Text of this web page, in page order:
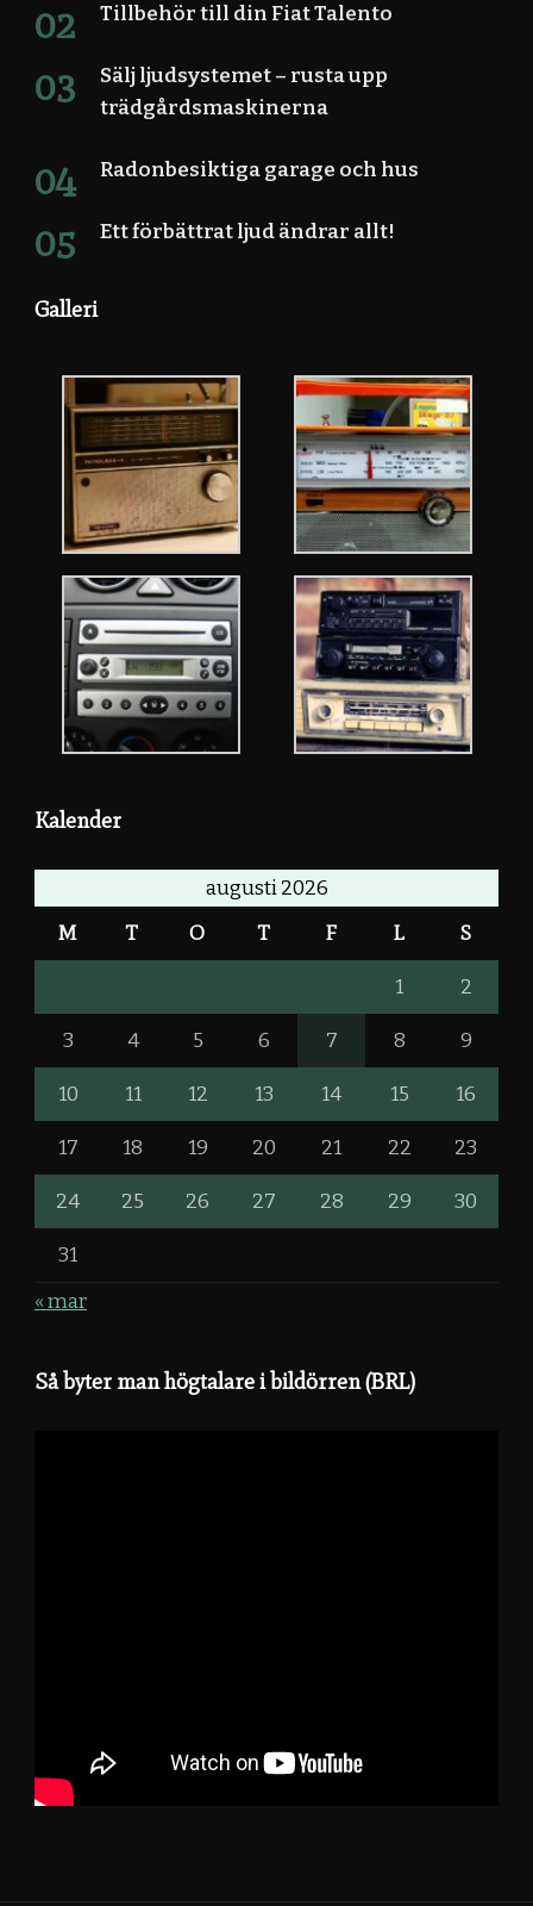
Tillbehör till din Fiat Talento
Sälj ljudsystemet – rusta upp
trädgårdsmaskinerna
Radonbesiktiga garage och hus
Ett förbättrat ljud ändrar allt!
Galleri
Kalender
augusti 2026
M T O T F L S
1 2
3 4 5 6 7 8 9
10 11 12 13 14 15 16
17 18 19 20 21 22 23
24 25 26 27 28 29 30
31
« mar
Så byter man högtalare i bildörren (BRL)